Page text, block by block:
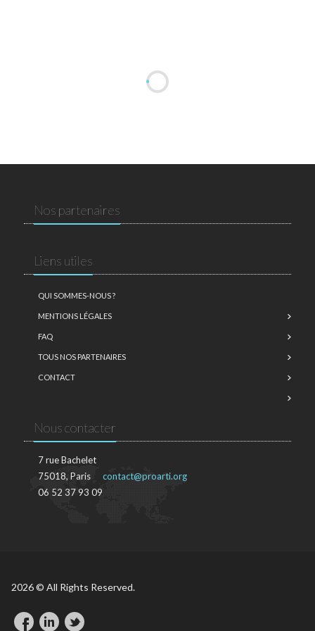
Nos partenaires
Liens utiles
QUI SOMMES-NOUS ?
MENTIONS LÉGALES
FAQ
TOUS NOS PARTENAIRES
CONTACT
Nous contacter
7 rue Bachelet
75018, Paris
06 52 37 93 09
contact@proarti.org
2026 © All Rights Reserved.